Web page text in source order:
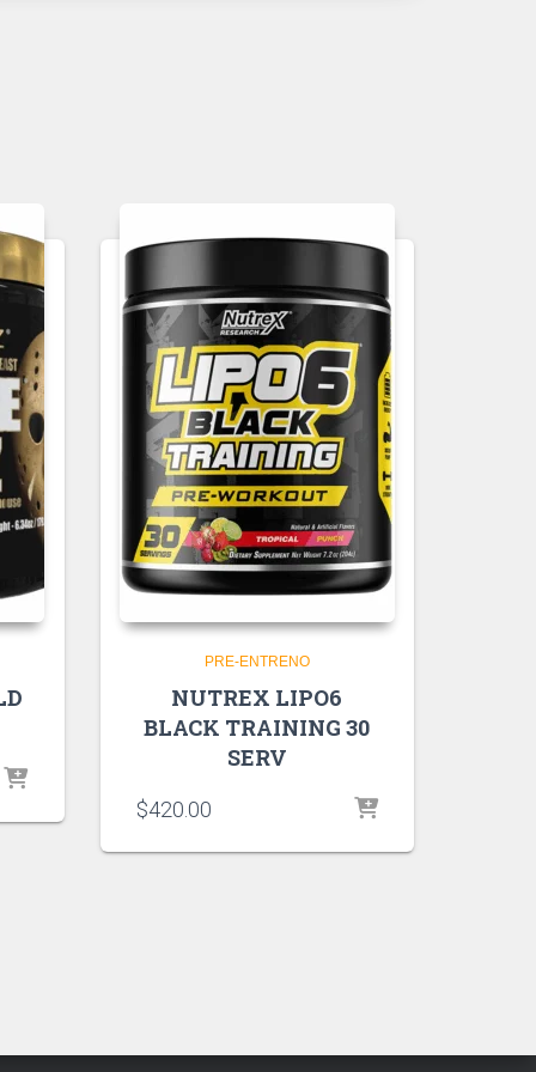
PRE-ENTRENO
NUTREX LIPO6
BLACK TRAINING 30
SERV
$420.00